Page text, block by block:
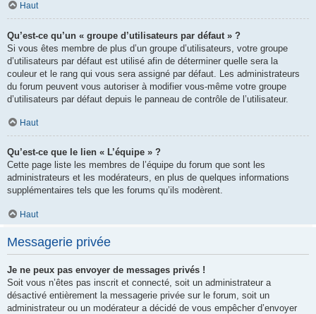
Haut
Qu’est-ce qu’un « groupe d’utilisateurs par défaut » ?
Si vous êtes membre de plus d’un groupe d’utilisateurs, votre groupe
d’utilisateurs par défaut est utilisé afin de déterminer quelle sera la
couleur et le rang qui vous sera assigné par défaut. Les administrateurs
du forum peuvent vous autoriser à modifier vous-même votre groupe
d’utilisateurs par défaut depuis le panneau de contrôle de l’utilisateur.
Haut
Qu’est-ce que le lien « L’équipe » ?
Cette page liste les membres de l’équipe du forum que sont les
administrateurs et les modérateurs, en plus de quelques informations
supplémentaires tels que les forums qu’ils modèrent.
Haut
Messagerie privée
Je ne peux pas envoyer de messages privés !
Soit vous n’êtes pas inscrit et connecté, soit un administrateur a
désactivé entièrement la messagerie privée sur le forum, soit un
administrateur ou un modérateur a décidé de vous empêcher d’envoyer